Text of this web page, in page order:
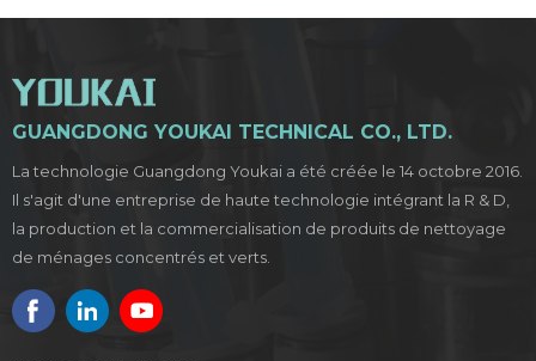
GUANGDONG YOUKAI TECHNICAL CO., LTD.
La technologie Guangdong Youkai a été créée le 14 octobre 2016.
Il s'agit d'une entreprise de haute technologie intégrant la R & D,
la production et la commercialisation de produits de nettoyage
de ménages concentrés et verts.